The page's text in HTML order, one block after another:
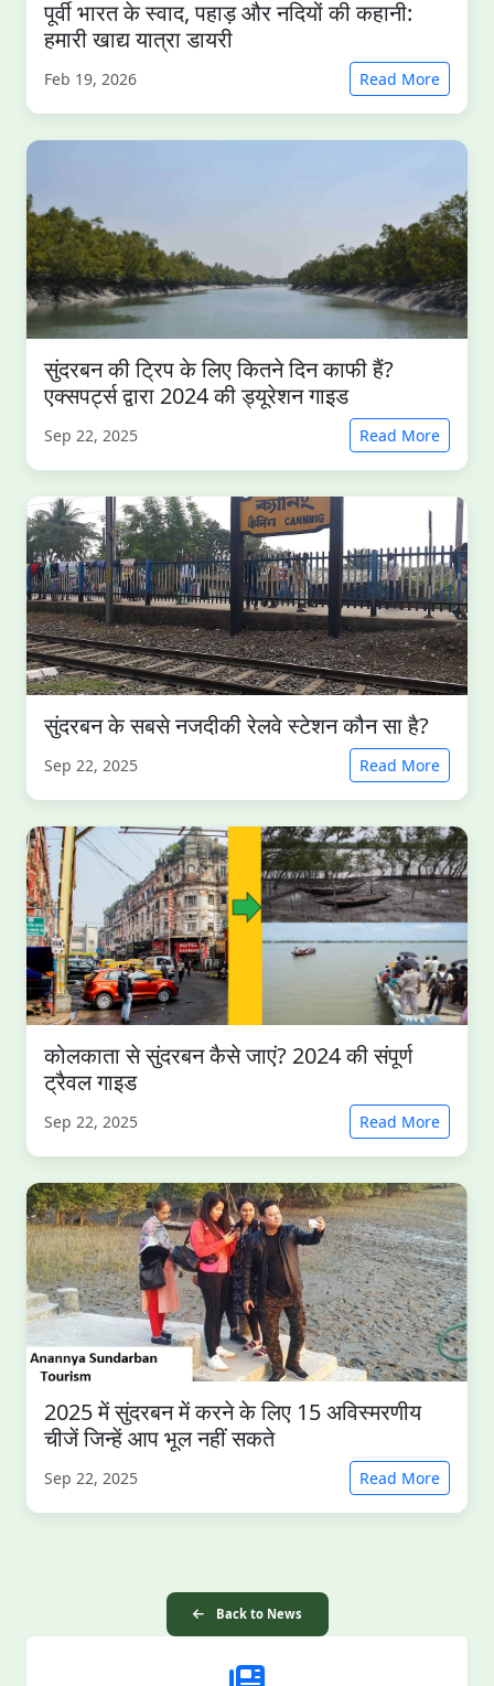
पूर्वी भारत के स्वाद, पहाड़ और नदियों की कहानी:
हमारी खाद्य यात्रा डायरी
Feb 19, 2026 Read More
सुंदरबन की ट्रिप के लिए कितने दिन काफी हैं?
एक्सपर्ट्स द्वारा 2024 की ड्यूरेशन गाइड
Sep 22, 2025 Read More
सुंदरबन के सबसे नजदीकी रेलवे स्टेशन कौन सा है?
Sep 22, 2025 Read More
कोलकाता से सुंदरबन कैसे जाएं? 2024 की संपूर्ण
ट्रैवल गाइड
Sep 22, 2025 Read More
2025 में सुंदरबन में करने के लिए 15 अविस्मरणीय
चीजें जिन्हें आप भूल नहीं सकते
Sep 22, 2025 Read More
Back to News